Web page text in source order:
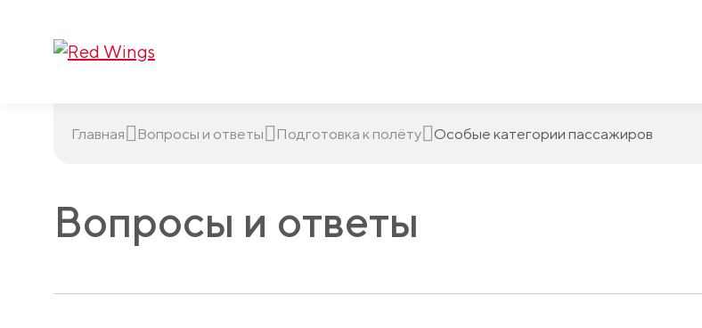
Главная Вопросы и ответы Подготовка к полёту Особые категории пассажиров
Вопросы и ответы